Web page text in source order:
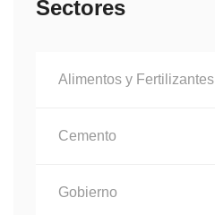
Sectores
Alimentos y Fertilizantes
Cemento
Gobierno